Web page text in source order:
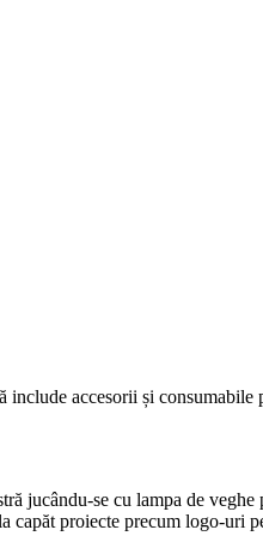
accesorii și consumabile
jucându-se cu lampa de
capăt proiecte precum logo-uri